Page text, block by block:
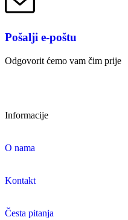
Pošalji e-poštu
Odgovorit ćemo vam čim prije
Informacije
O nama
Kontakt
Česta pitanja